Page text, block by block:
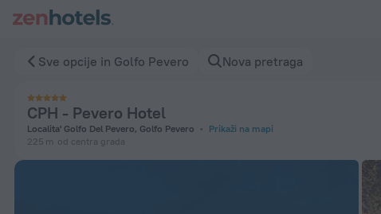
Sve opcije in Golfo Pevero Nova pretraga
CPH - Pevero Hotel
Localita' Golfo Del Pevero, Golfo Pevero
Prikaži na mapi
225 m
od centra grada
CPH - Pevero Hotel in Golfo Pevero - Rezervišite odmah preko